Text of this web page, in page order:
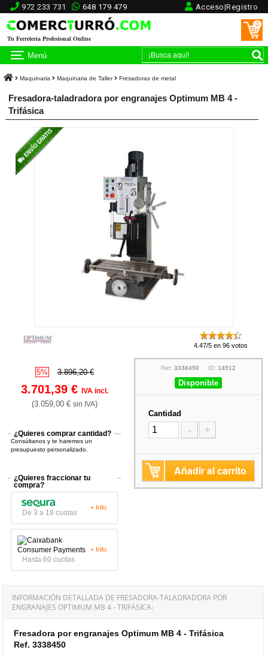
972 233 731 648 179 479 Acceso|Registro
Tu Ferretería Profesional Online
0
Menú
Maquinaria Maquinaria de Taller Fresadoras de metal
Fresadora-taladradora por engranajes Optimum MB 4 -
Trifásica
4.47/5 en 96 votos
5% 3.896,20 €
3.701,39 € IVA incl.
(3.059,00 € sin IVA)
¿Quieres comprar cantidad?
Consúltanos y te haremos un
presupuesto personalizado.
¿Quieres fraccionar tu
compra?
De 3 a 18 cuotas
+ Info
Hasta 60 cuotas
+ Info
Ref: 3338450 ID: 14912
Disponible
Cantidad
- +
Añadir al carrito
INFORMACIÓN DETALLADA DE FRESADORA-TALADRADORA POR
ENGRANAJES OPTIMUM MB 4 - TRIFÁSICA:
Fresadora por engranajes Optimum MB 4 - Trifásica
Ref. 3338450